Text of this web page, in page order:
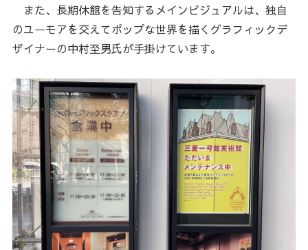
また、長期休館を告知するメインビジュアルは、独自
のユーモアを交えてポップな世界を描くグラフィックデ
ザイナーの中村至男氏が手掛けています。